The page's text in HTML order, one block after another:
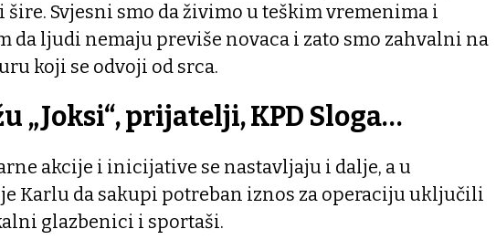
šire. Svjesni smo da živimo u teškim vremenima i
da ljudi nemaju previše novaca i zato smo zahvalni na
koji se odvoji od srca.
„Joksi“, prijatelji, KPD Sloga…
akcije i inicijative se nastavljaju i dalje, a u
Karlu da sakupi potreban iznos za operaciju uključili
glazbenici i sportaši.